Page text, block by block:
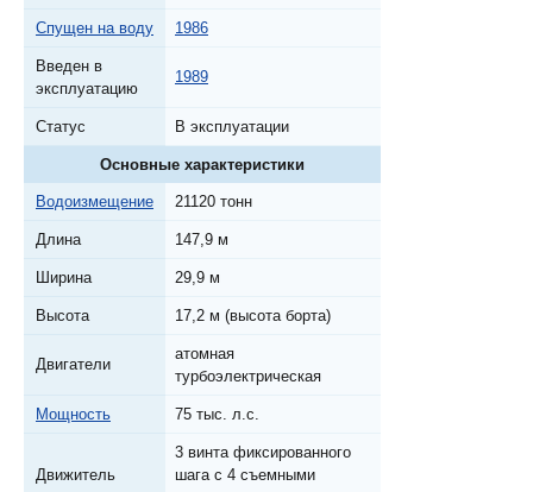
Спущен на воду 1986
Введен в
эксплуатацию
1989
Статус В эксплуатации
Основные характеристики
Водоизмещение 21120 тонн
Длина 147,9 м
Ширина 29,9 м
Высота 17,2 м (высота борта)
Двигатели
атомная
турбоэлектрическая
Мощность 75 тыс. л.с.
Движитель
3 винта фиксированного
шага с 4 съемными